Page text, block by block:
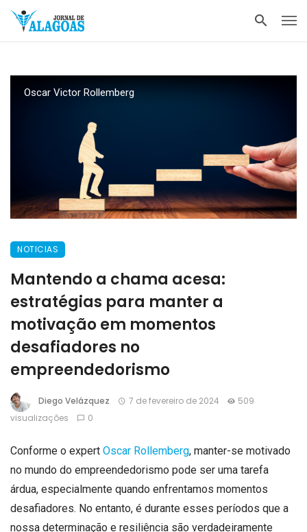
Oscar Victor Rollemberg
NOTICIAS
Mantendo a chama acesa:
estratégias para manter a
motivação em momentos
desafiadores no
empreendedorismo
Diego Velázquez 7 de fevereiro de 2024
509
visualizações
0
Conforme o expert Oscar Rollemberg, manter-se motivado
no mundo do empreendedorismo pode ser uma tarefa
árdua, especialmente quando enfrentamos momentos
desafiadores. No entanto, é durante esses períodos que a
nossa determinação e resiliência são verdadeiramente